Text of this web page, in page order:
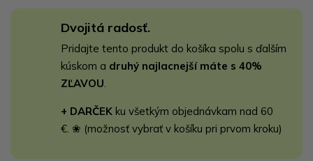
Dvojitá radosť.
Pridajte tento produkt do košíka spolu s ďalším
kúskom a druhý najlacnejší máte s 40%
ZĽAVOU
+ DARČEK ku všetkým objednávkam nad 60
€. ❀ (možnosť vybrať v košíku pri prvom kroku)